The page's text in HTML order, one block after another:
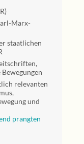
Marx-
staatlichen
relevanten
und
prangten